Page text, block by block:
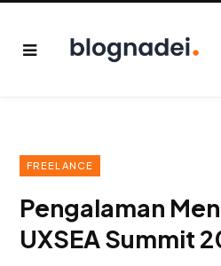
FREELANCE
Pengalaman
UXSEA Summit